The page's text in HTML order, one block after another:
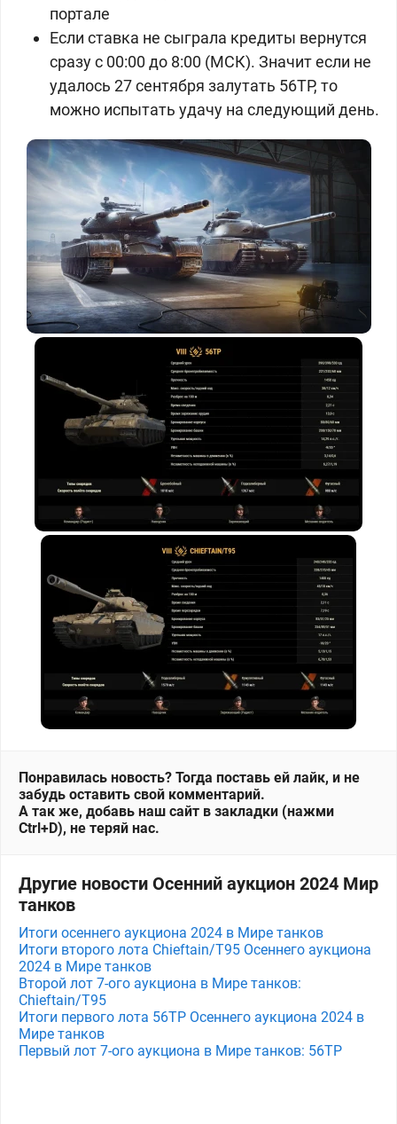
портале
Если ставка не сыграла кредиты вернутся
сразу с 00:00 до 8:00 (МСК). Значит если не
удалось 27 сентября залутать 56TP, то
можно испытать удачу на следующий день.
Понравилась новость? Тогда поставь ей лайк, и не
забудь оставить свой комментарий.
А так же, добавь наш сайт в закладки (нажми
Ctrl+D), не теряй нас.
Другие новости Осенний аукцион 2024 Мир
танков
Итоги осеннего аукциона 2024 в Мире танков
Итоги второго лота Chieftain/T95 Осеннего аукциона
2024 в Мире танков
Второй лот 7-ого аукциона в Мире танков:
Chieftain/T95
Итоги первого лота 56TP Осеннего аукциона 2024 в
Мире танков
Первый лот 7-ого аукциона в Мире танков: 56TP